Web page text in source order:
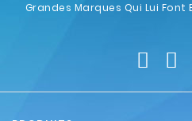
Grandes Marques Qui Lui